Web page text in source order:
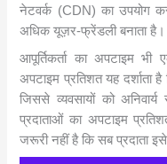
नेटवर्क (CDN) का उपयोग
अधिक यूज़र-फ्रेंडली बनाता है।
आपूर्तिकर्ता का अपटाइम
अपटाइम प्रतिशत यह दर्शाता
जिससे व्यवसायों को
प्रदाताओं का अपटाइम
जरूरी नहीं है कि सब प्रदाता